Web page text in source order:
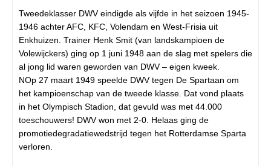
Tweedeklasser DWV eindigde als vijfde in het seizoen 1945-
1946 achter AFC, KFC, Volendam en West-Frisia uit
Enkhuizen. Trainer Henk Smit (van landskampioen de
Volewijckers) ging op 1 juni 1948 aan de slag met spelers die
al jong lid waren geworden van DWV – eigen kweek.
NOp 27 maart 1949 speelde DWV tegen De Spartaan om
het kampioenschap van de tweede klasse. Dat vond plaats
in het Olympisch Stadion, dat gevuld was met 44.000
toeschouwers! DWV won met 2-0. Helaas ging de
promotiedegradatiewedstrijd tegen het Rotterdamse Sparta
verloren.